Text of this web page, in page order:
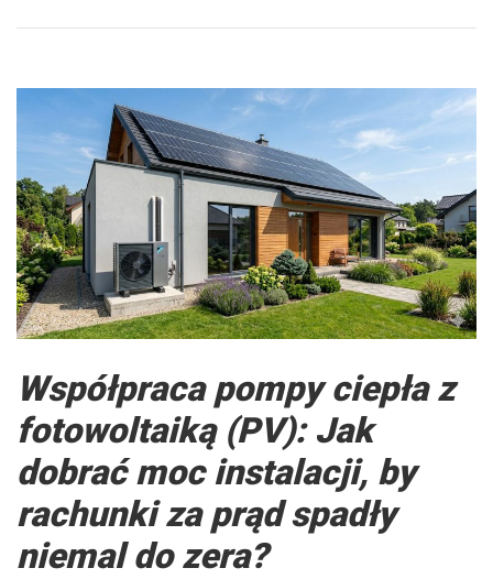
Współpraca pompy ciepła z
fotowoltaiką (PV): Jak
dobrać moc instalacji, by
rachunki za prąd spadły
niemal do zera?